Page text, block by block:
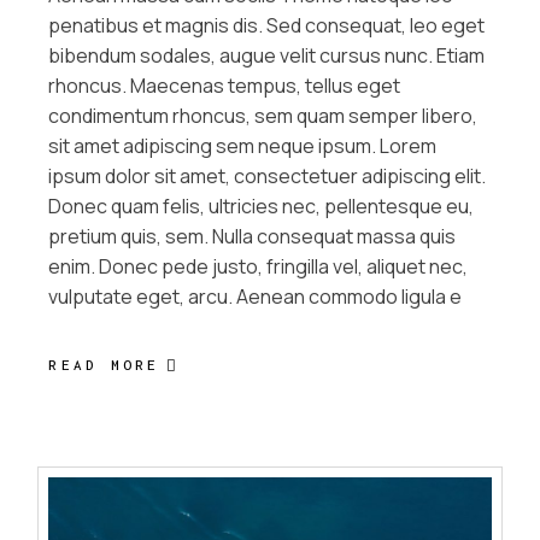
penatibus et magnis dis. Sed consequat, leo eget
bibendum sodales, augue velit cursus nunc. Etiam
rhoncus. Maecenas tempus, tellus eget
condimentum rhoncus, sem quam semper libero,
sit amet adipiscing sem neque ipsum. Lorem
ipsum dolor sit amet, consectetuer adipiscing elit.
Donec quam felis, ultricies nec, pellentesque eu,
pretium quis, sem. Nulla consequat massa quis
enim. Donec pede justo, fringilla vel, aliquet nec,
vulputate eget, arcu. Aenean commodo ligula e
READ MORE